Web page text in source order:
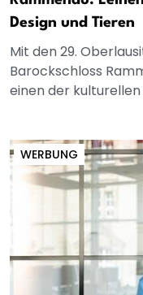
Design und Tieren
Mit den 29.
Barockschloss
einen der
WERBUNG